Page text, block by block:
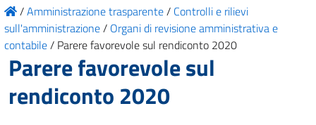
/Amministrazione trasparente/ Controlli e rilievi
sull'amministrazione/ Organi di revisione amministrativa e
contabile/ Parere favorevole sul rendiconto 2020
Parere favorevole sul
rendiconto 2020